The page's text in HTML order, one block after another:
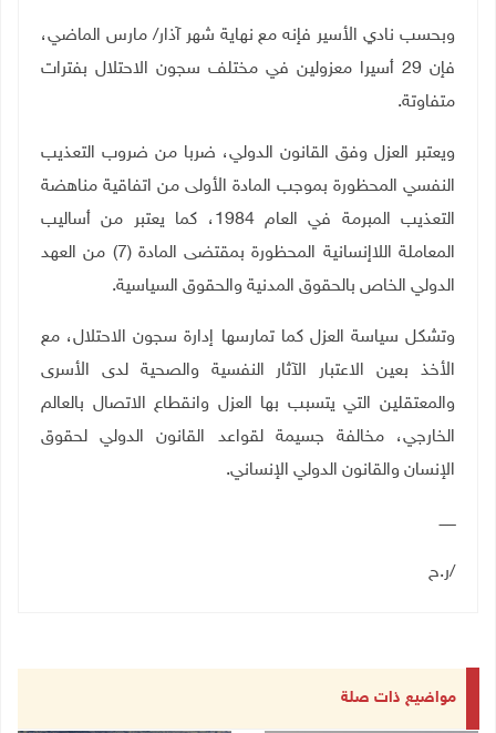
وبحسب نادي الأسير فإنه مع نهاية شهر آذار/ مارس الماضي،
فإن 29 أسيرا معزولين في مختلف سجون الاحتلال بفترات
متفاوتة.
ويعتبر العزل وفق القانون الدولي، ضربا من ضروب التعذيب
النفسي المحظورة بموجب المادة الأولى من اتفاقية مناهضة
التعذيب المبرمة في العام 1984، كما يعتبر من أساليب
المعاملة اللاإنسانية المحظورة بمقتضى المادة (7) من العهد
الدولي الخاص بالحقوق المدنية والحقوق السياسية.
وتشكل سياسة العزل كما تمارسها إدارة سجون الاحتلال، مع
الأخذ بعين الاعتبار الآثار النفسية والصحية لدى الأسرى
والمعتقلين التي يتسبب بها العزل وانقطاع الاتصال بالعالم
الخارجي، مخالفة جسيمة لقواعد القانون الدولي لحقوق
الإنسان والقانون الدولي الإنساني.
ـــــــ
/ر.ح
مواضيع ذات صلة